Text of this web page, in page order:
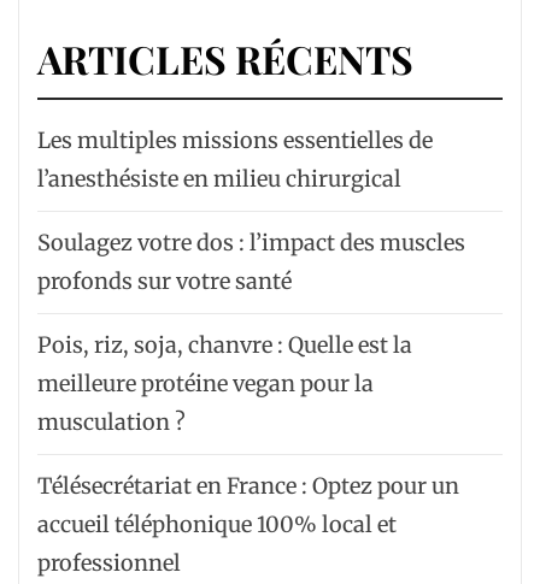
ARTICLES RÉCENTS
Les multiples missions essentielles de
l’anesthésiste en milieu chirurgical
Soulagez votre dos : l’impact des muscles
profonds sur votre santé
Pois, riz, soja, chanvre : Quelle est la
meilleure protéine vegan pour la
musculation ?
Télésecrétariat en France : Optez pour un
accueil téléphonique 100% local et
professionnel